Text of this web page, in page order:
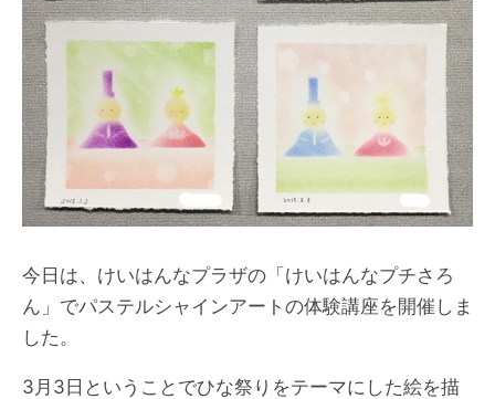
今日は、けいはんなプラザの「けいはんなプチさろ
ん」でパステルシャインアートの体験講座を開催しま
した。
3月3日ということでひな祭りをテーマにした絵を描